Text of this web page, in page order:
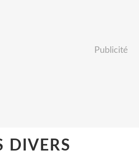
Publicité
DIVERS